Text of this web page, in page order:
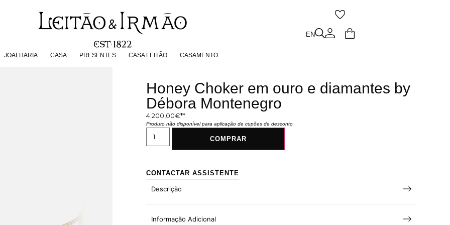
JOALHARIA CASA PRESENTES CASA LEITÃO CASAMENTO
EN
PRESENTES CASA LEITÃO
Honey Choker em ouro e diamantes by
Débora Montenegro
4.200,00€
Produto não disponível para aplicação de cupões de desconto
COMPRAR
CONTACTAR ASSISTENTE
Descrição
Informação Adicional